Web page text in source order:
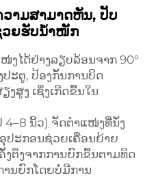
າມສາມາດຫັນ, ປັບ
ວຍຮັບນ້ຳໜັກ
ງໄດ້ຢ່າງລຽບລ້ອນຈາກ 90°
ປະຕູ, ປ້ອງກັນການບິດ
ສູງ ເຊິ່ງເກີດຂື້ນໃນ
4–8 ນິ້ວ) ຈັດຕຳແໜ່ງທີ່ນັ່ງ
ປະກອນຊ່ວຍເຄື່ອນຍ້າຍ
ຕຶງຈາກການຍົກຂຶ້ນຕາມທິດ
ານຍົກໂດຍບໍ່ມີການ